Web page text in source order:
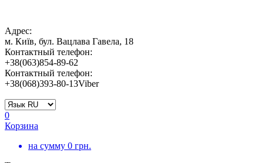
Адрес:
м. Київ, бул. Вацлава Гавела, 18
Контактный телефон:
+38(063)854-89-62
Контактный телефон:
+38(068)393-80-13Viber
0
Корзина
на сумму 0 грн.